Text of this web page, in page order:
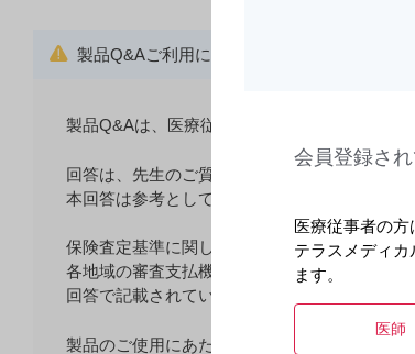
製品Q&Aご利用にあたってのご注意
製品Q&Aは、医療従事者からのよくある質問
回答は、先生のご質問への回答を目的として
本回答は参考としてご利用いただき、医療行
保険査定基準に関しては、弊社としてはお答え
各地域の審査支払機関（国保連合会・支払基金
回答で記載されている他社製品の情報の詳細
製品のご使用にあたっては、その製品の最新
会員登録さ
医療従事者の
テラスメディ
ます。
医師